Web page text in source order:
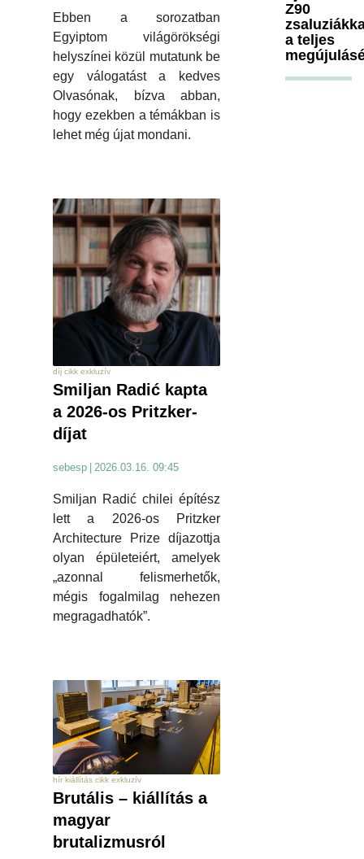
Ebben a sorozatban
Egyiptom világörökségi
helyszínei közül mutatunk be
egy válogatást a kedves
Olvasónak, bízva abban,
hogy ezekben a témákban is
lehet még újat mondani.
díj cikk exkluzív
Smiljan Radić kapta
a 2026-os Pritzker-
díjat
sebesp 2026.03.16. 09:45
Smiljan Radić chilei építész
lett a 2026-os Pritzker
Architecture Prize díjazottja
olyan épületeiért, amelyek
„azonnal felismerhetők,
mégis fogalmilag nehezen
megragadhatók”.
hír kiállítás cikk exkluzív
Brutális – kiállítás a
magyar
brutalizmusról
Z90
a teljes